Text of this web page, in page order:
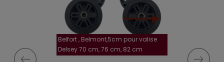
roulette, 4 cm
Belfort , Belmont,5cm pour valise
Delsey 70 cm, 76 cm, 82 cm
A-115segur